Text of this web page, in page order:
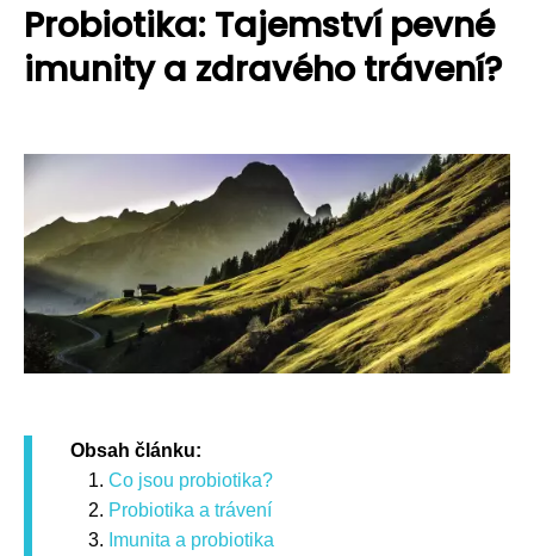
Probiotika: Tajemství pevné
imunity a zdravého trávení?
Obsah článku:
Co jsou probiotika?
Probiotika a trávení
Imunita a probiotika